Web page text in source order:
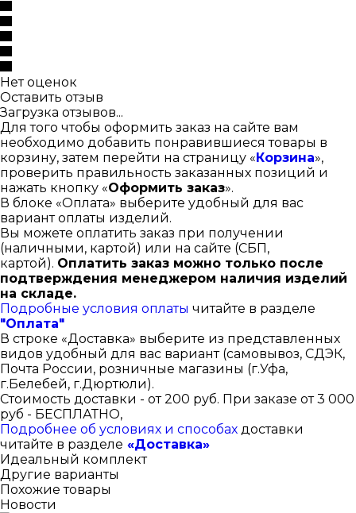
Нет оценок
Оставить отзыв
Загрузка отзывов...
Для того чтобы оформить заказ на сайте вам
необходимо добавить понравившиеся товары в
корзину, затем перейти на страницу «Корзина»,
проверить правильность заказанных позиций и
нажать кнопку «Оформить заказ».
В блоке «Оплата» выберите удобный для вас
вариант оплаты изделий.
Вы можете оплатить заказ при получении
(наличными, картой) или на сайте (СБП,
картой). Оплатить заказ можно только после
подтверждения менеджером наличия изделий
на складе.
Подробные условия оплаты читайте в разделе
"Оплата"
В строке «Доставка» выберите из представленных
видов удобный для вас вариант (самовывоз, СДЭК,
Почта России, розничные магазины (г.Уфа,
г.Белебей, г.Дюртюли).
Стоимость доставки - от 200 руб. При заказе от 3 000
руб - БЕСПЛАТНО,
Подробнее об условиях и способах доставки
читайте в разделе «Доставка»
Идеальный комплект
Другие варианты
Похожие товары
Новости